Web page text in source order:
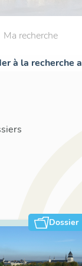
à la recherche
Dossier